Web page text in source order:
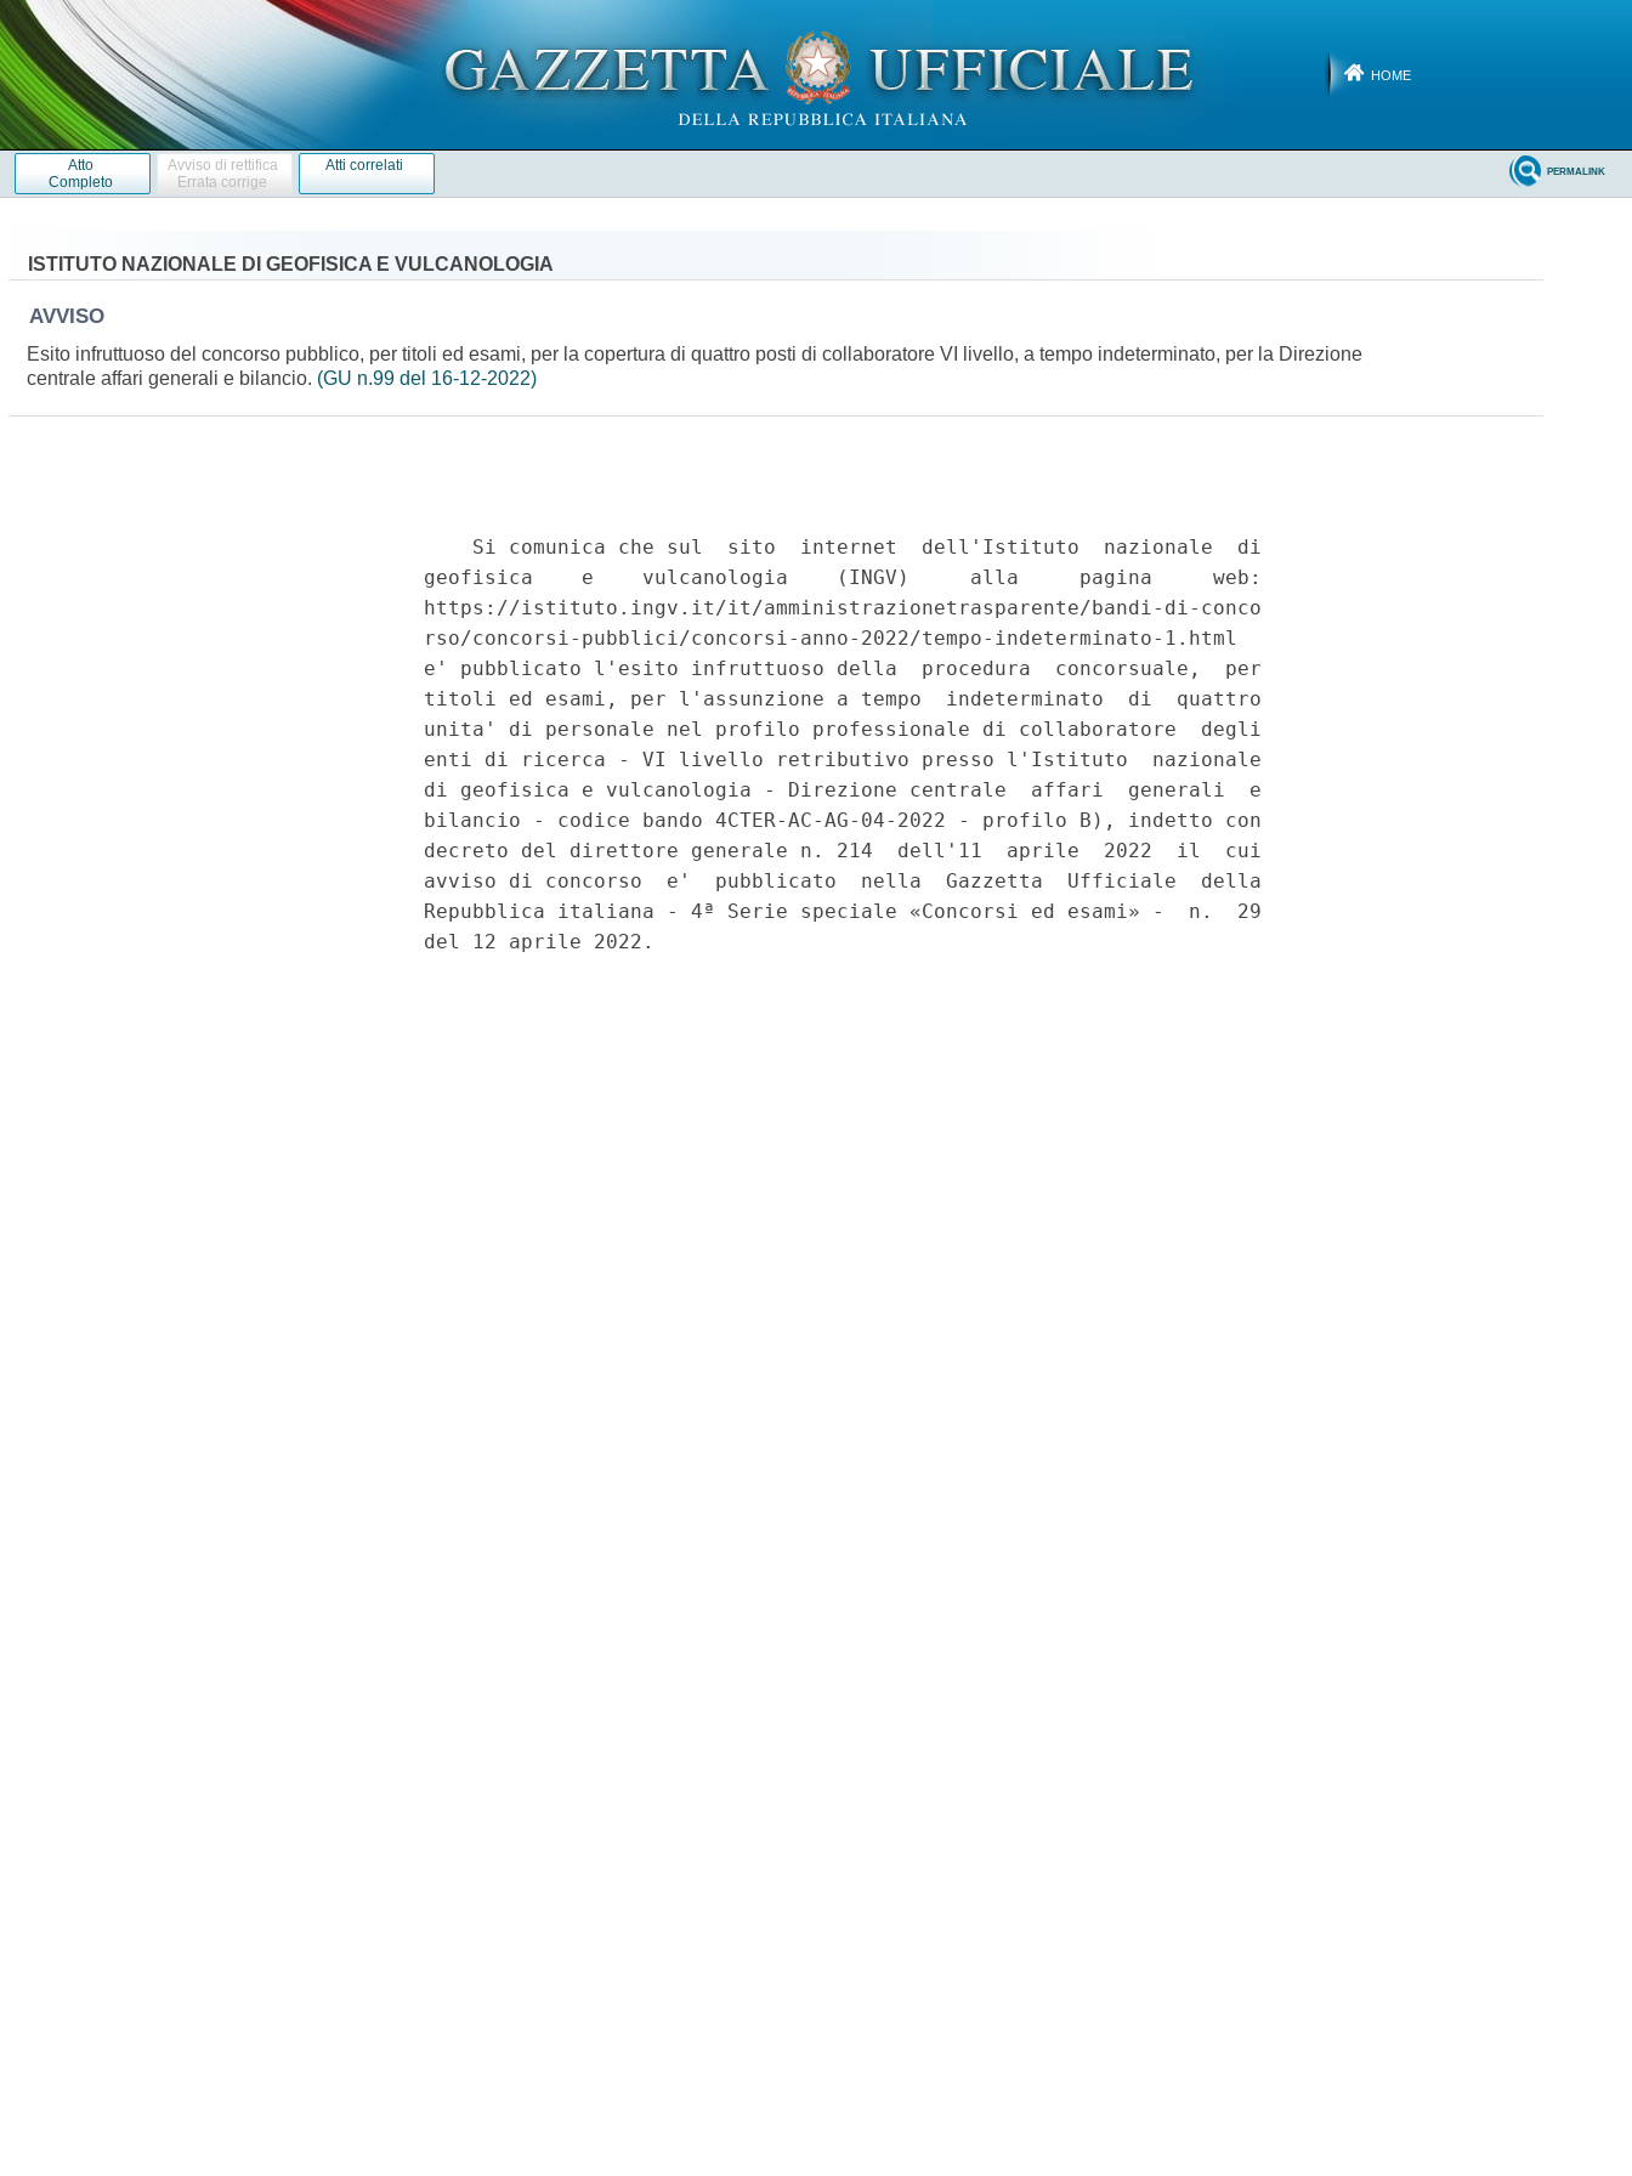
HOME
Atto
Completo
Avviso di rettifica
Errata corrige
Atti correlati PERMALINK
ISTITUTO NAZIONALE DI GEOFISICA E VULCANOLOGIA
AVVISO
Esito infruttuoso del concorso pubblico, per titoli ed esami, per la copertura di quattro posti di collaboratore VI livello, a tempo indeterminato, per la Direzione
centrale affari generali e bilancio. (GU n.99 del 16-12-2022)